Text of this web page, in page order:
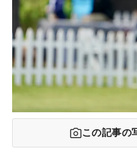
この記事の